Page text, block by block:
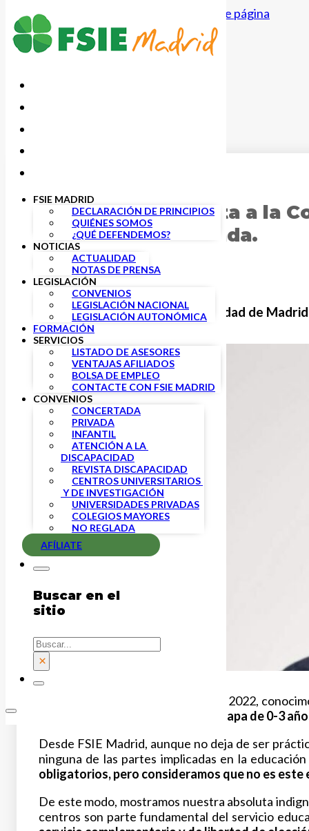
Saltar al contenido principal Saltar al pie de página
FSIE MADRID
DECLARACIÓN DE PRINCIPIOS
QUIÉNES SOMOS
¿QUÉ DEFENDEMOS?
NOTICIAS
ACTUALIDAD
NOTAS DE PRENSA
LEGISLACIÓN
CONVENIOS
LEGISLACIÓN NACIONAL
LEGISLACIÓN AUTONÓMICA
FORMACIÓN
SERVICIOS
LISTADO DE ASESORES
VENTAJAS AFILIADOS
BOLSA DE EMPLEO
CONTACTE CON FSIE MADRID
CONVENIOS
CONCERTADA
PRIVADA
INFANTIL
ATENCIÓN A LA
DISCAPACIDAD
REVISTA DISCAPACIDAD
CENTROS UNIVERSITARIOS
Y DE INVESTIGACIÓN
UNIVERSIDADES PRIVADAS
COLEGIOS MAYORES
NO REGLADA
AFÍLIATE
Buscar en el
sitio
Buscar
×
FSIE Madrid solicita a la
concertada y privada.
FSIE Madrid solicita a la Comunidad de
El pasado martes, 15 de febrero de 2022,
de 5.400 plazas públicas para la etapa de 0-3
Desde FSIE Madrid, aunque no deja de ser
ninguna de las partes implicadas en la
obligatorios, pero consideramos que no es este
De este modo, mostramos nuestra absoluta
centros son parte fundamental del servicio